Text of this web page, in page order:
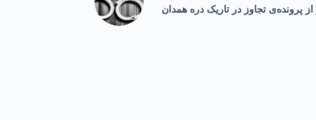
پرونده‌ی تجاوز در تاریک دره همدان